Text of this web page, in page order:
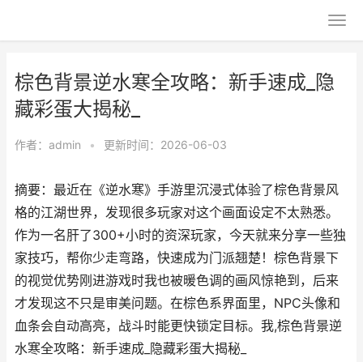
棕色背景逆水寒全攻略：新手速成_隐
藏彩蛋大揭秘_
作者： admin • 更新时间：2026-06-03
摘要：最近在《逆水寒》手游里沉浸式体验了棕色背景风
格的江湖世界，发现很多玩家对这个画面设定不太熟悉。
作为一名肝了300+小时的资深玩家，今天就来分享一些独
家技巧，帮你少走弯路，快速成为门派翘楚！棕色背景下
的视觉优势刚进游戏时我也被暖色调的画风惊艳到，后来
才发现这不只是审美问题。在棕色系界面里，NPC头像和
血条会自动高亮，战斗时能更快锁定目标。我,棕色背景逆
水寒全攻略：新手速成_隐藏彩蛋大揭秘_